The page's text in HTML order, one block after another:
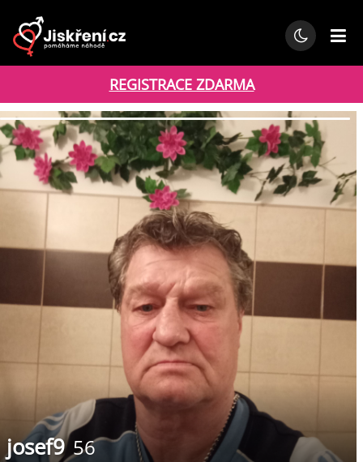
REGISTRACE ZDARMA
josef9 56